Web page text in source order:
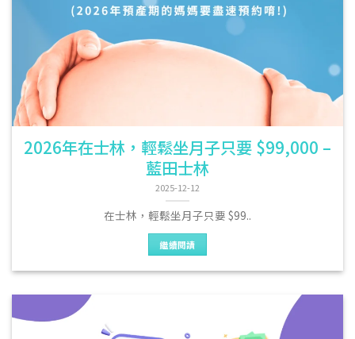
2026年在士林，輕鬆坐月子只要 $99,000 –
藍田士林
2025-12-12
在士林，輕鬆坐月子只要 $99..
繼續閱讀